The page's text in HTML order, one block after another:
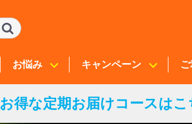
お悩み キャンペーン
お得な定期お届けコースはこ